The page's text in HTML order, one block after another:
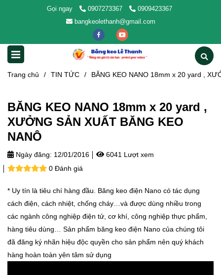
Gọi ngay 0907273367
0909423367
bangkeolethanh@gmail.com
Trang chủ / TIN TỨC / BĂNG KEO NANO 18mm x 20 yard ,
BĂNG KEO NANO 18mm x 20 yard ,
XƯỞNG SẢN XUẤT BĂNG KEO
NANÔ
Ngày đăng: 12/01/2016
6041 Lượt xem
0 Đánh giá
* Uy tín là tiêu chí hàng đầu. Băng keo điện Nano có tác dụng
cách điện, cách nhiệt, chống cháy…và được dùng nhiều trong
các ngành công nghiệp điện tử, cơ khí, công nghiệp thực phẩm,
hàng tiêu dùng… Sản phẩm băng keo điện Nano của chúng tôi
đã đăng ký nhãn hiệu độc quyền cho sản phẩm nên quý khách
hàng hoàn toàn yên tâm sử dụng